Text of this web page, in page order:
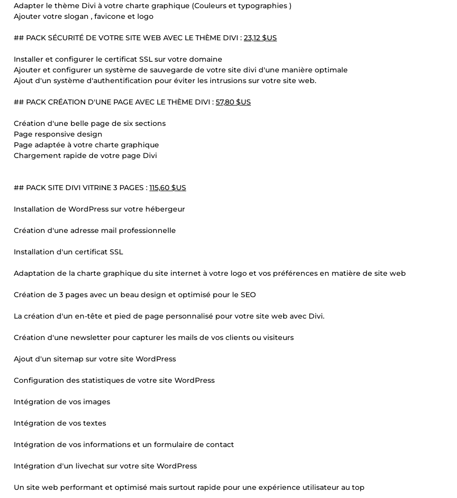
Adapter le thème Divi à votre charte graphique (Couleurs et typographies )
Ajouter votre slogan , favicone et logo
## PACK SÉCURITÉ DE VOTRE SITE WEB AVEC LE THÈME DIVI : 23,12 $US
Installer et configurer le certificat SSL sur votre domaine
Ajouter et configurer un système de sauvegarde de votre site divi d'une manière optimale
Ajout d'un système d'authentification pour éviter les intrusions sur votre site web.
## PACK CRÉATION D'UNE PAGE AVEC LE THÈME DIVI : 57,80 $US
Création d'une belle page de six sections
Page responsive design
Page adaptée à votre charte graphique
Chargement rapide de votre page Divi
## PACK SITE DIVI VITRINE 3 PAGES : 115,60 $US
Installation de WordPress sur votre hébergeur
Création d'une adresse mail professionnelle
Installation d'un certificat SSL
Adaptation de la charte graphique du site internet à votre logo et vos préférences en matière de site web
Création de 3 pages avec un beau design et optimisé pour le SEO
La création d'un en-tête et pied de page personnalisé pour votre site web avec Divi.
Création d'une newsletter pour capturer les mails de vos clients ou visiteurs
Ajout d'un sitemap sur votre site WordPress
Configuration des statistiques de votre site WordPress
Intégration de vos images
Intégration de vos textes
Intégration de vos informations et un formulaire de contact
Intégration d'un livechat sur votre site WordPress
Un site web performant et optimisé mais surtout rapide pour une expérience utilisateur au top